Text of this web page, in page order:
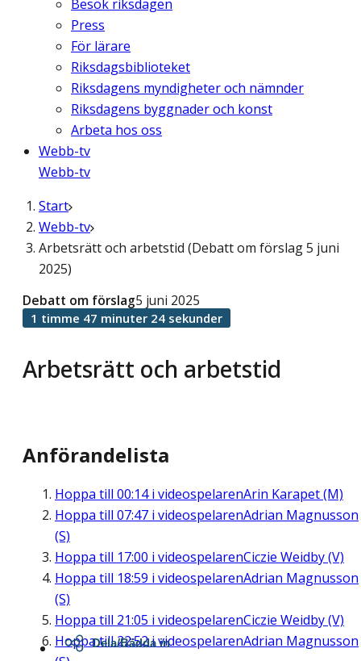
Besök riksdagen
Press
För lärare
Riksdagsbiblioteket
Riksdagens myndigheter och nämnder
Riksdagens byggnader och konst
Arbeta hos oss
Webb-tv
Webb-tv
Start
Webb-tv
Arbetsrätt och arbetstid (Debatt om förslag 5 juni
2025)
Arbetsrätt och arbetstid
Debatt om förslag5 juni 2025
1 timme 47 minuter 24 sekunder
Anförandelista
Hoppa till 00:14i videospelarenArin Karapet (M)
Hoppa till 07:47 i videospelarenAdrian Magnusson
(S)
Hoppa till 17:00 i videospelarenCiczie Weidby (V)
Hoppa till 18:59 i videospelarenAdrian Magnusson
(S)
Hoppa till 21:05 i videospelarenCiczie Weidby (V)
Hoppa till22:52i videospelarenAdrian Magnusson
Dela/Bädda in